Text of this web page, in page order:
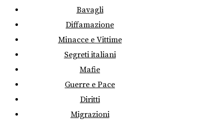
Bavagli
Diffamazione
Minacce e Vittime
Segreti italiani
Mafie
Guerre e Pace
Diritti
Migrazioni